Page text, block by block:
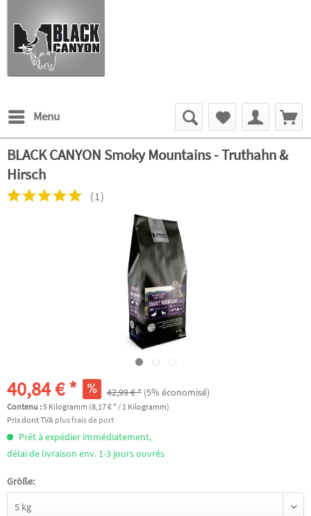
Menu
BLACK CANYON Smoky Mountains - Truthahn &
Hirsch
(1)
40,84 € * 42,99 € * (5% économisé)
Contenu :5 Kilogramm (8,17 € * / 1 Kilogramm)
Prix dont TVA plus frais de port
Prêt à expédier immédiatement,
délai de livraison env. 1-3 jours ouvrés
Größe: